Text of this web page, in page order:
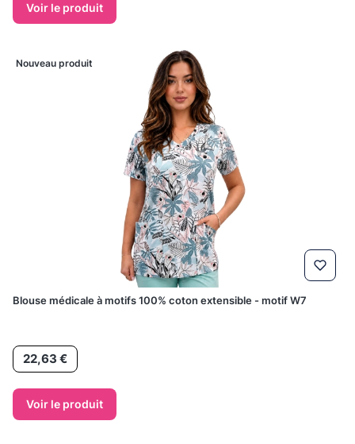
Voir le produit
Nouveau produit
Blouse médicale à motifs 100% coton extensible - motif W7
Prix22,63 €
Voir le produit